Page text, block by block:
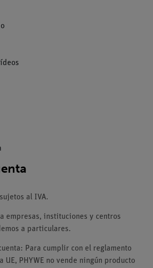
al IVA.
empresas, instituciones y centros
a particulares.
Para cumplir con el reglamento
UE, PHYWE no vende ningún producto